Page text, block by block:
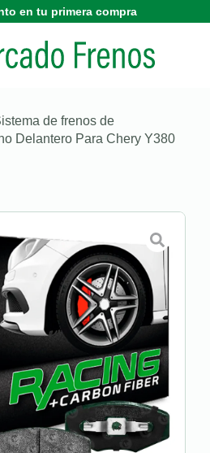
en tu primera compra
de frenos de
Delantero Para Chery Y380